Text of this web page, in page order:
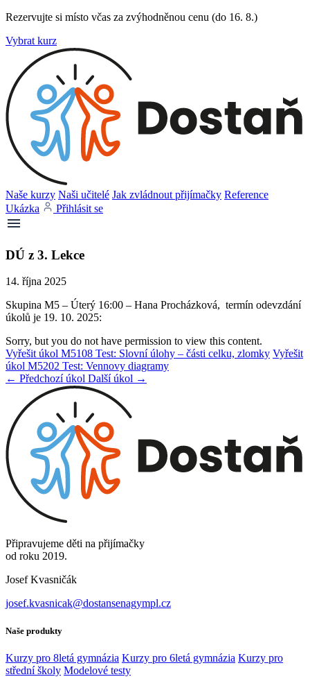
Rezervujte si místo včas za zvýhodněnou cenu (do 16. 8.)
Vybrat kurz
Naše kurzy Naši učitelé Jak zvládnout přijímačky Reference
Ukázka
Přihlásit se
DÚ z 3. Lekce
14. října 2025
Skupina M5 – Úterý 16:00 – Hana Procházková, termín odevzdání
úkolů je 19. 10. 2025:
Sorry, but you do not have permission to view this content.
Vyřešit úkol M5108 Test: Slovní úlohy – části celku, zlomky Vyřešit
úkol M5202 Test: Vennovy diagramy
← Předchozí úkol Další úkol →
Připravujeme děti na přijímačky
od roku 2019.
Josef Kvasničák
josef.kvasnicak@dostansenagympl.cz
Naše produkty
Kurzy pro 8letá gymnázia Kurzy pro 6letá gymnázia Kurzy pro
střední školy Modelové testy